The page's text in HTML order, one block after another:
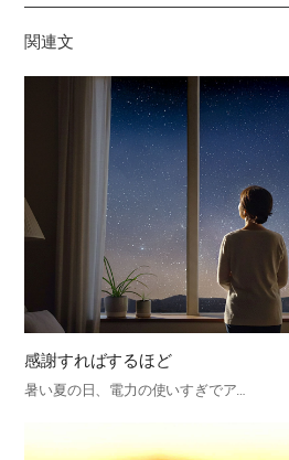
기
関連文
感謝すればするほど
暑い夏の日、電力の使いすぎでア…